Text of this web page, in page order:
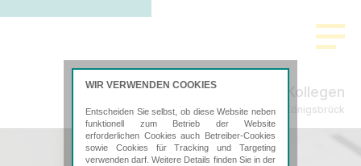
Löwe & Kollegen
Steuerberatung in Königsbrück
WIR VERWENDEN COOKIES
Entscheiden Sie selbst, ob diese Website neben
funktionell zum Betrieb der Website
erforderlichen Cookies auch Betreiber-Cookies
sowie Cookies für Tracking und Targeting
verwenden darf. Weitere Details finden Sie in der